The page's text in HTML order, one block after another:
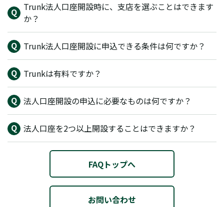
Trunk法人口座開設時に、支店を選ぶことはできます
か？
Trunk法人口座開設に申込できる条件は何ですか？
Trunkは有料ですか？
法人口座開設の申込に必要なものは何ですか？
法人口座を2つ以上開設することはできますか？
FAQトップへ
お問い合わせ